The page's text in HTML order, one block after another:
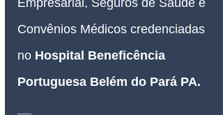
Convênios Médicos credenciadas
no Hospital Beneficência
Portuguesa Belém do Pará PA.